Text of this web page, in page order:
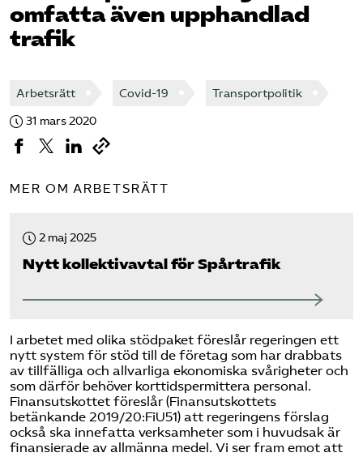
Bli medlem
Sök på tagforetagen.se
omfatta även upphandlad
trafik
Arbetsrätt Covid-19 Transportpolitik
31 mars 2020
MER OM ARBETSRÄTT
2 maj 2025
Nytt kollektivavtal för Spårtrafik
I arbetet med olika stödpaket föreslår regeringen ett
nytt system för stöd till de företag som har drabbats
av tillfälliga och allvarliga ekonomiska svårigheter och
som därför behöver korttidspermittera personal.
Finansutskottet föreslår (Finansutskottets
betänkande 2019/20:FiU51) att regeringens förslag
också ska innefatta verksamheter som i huvudsak är
finansierade av allmänna medel. Vi ser fram emot att